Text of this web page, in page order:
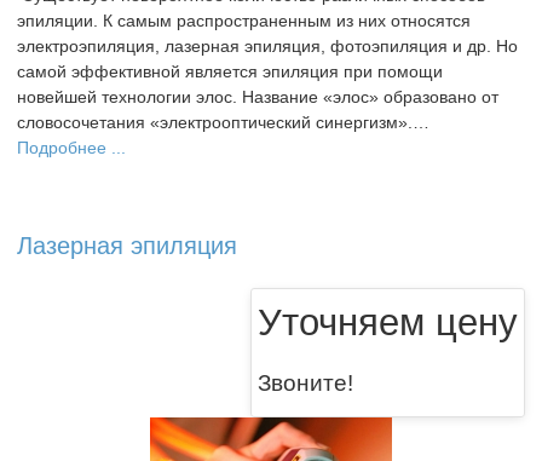
эпиляции. К самым распространенным из них относятся
электроэпиляция, лазерная эпиляция, фотоэпиляция и др. Но
самой эффективной является эпиляция при помощи
новейшей технологии элос. Название «элос» образовано от
словосочетания «электрооптический синергизм».…
Подробнее ...
Лазерная эпиляция
Уточняем цену
Звоните!